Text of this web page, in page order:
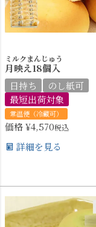
ミルクまんじゅう
月映え18個入
日持ち
のし紙可
最短出荷対象
常温便（冷蔵可）
価格¥4,570税込
詳細を見る